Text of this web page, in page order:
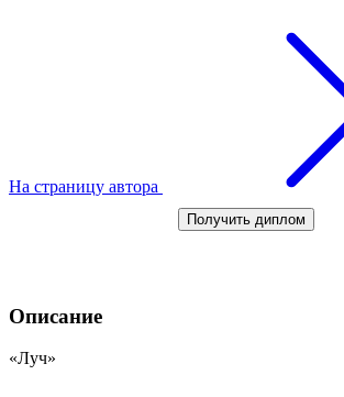
На страницу автора
Получить диплом
Описание
«Луч»